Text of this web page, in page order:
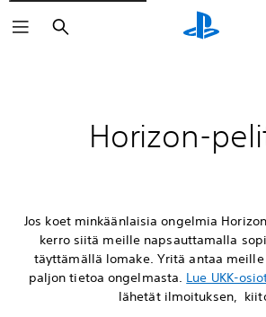
Haku
Horizon-
Jos koet minkäänlaisia ongelmia
kerro siitä meille napsauttamalla
täyttämällä lomake. Yritä antaa
paljon tietoa ongelmasta. Lue UKK-
lähetät ilmoituksen,